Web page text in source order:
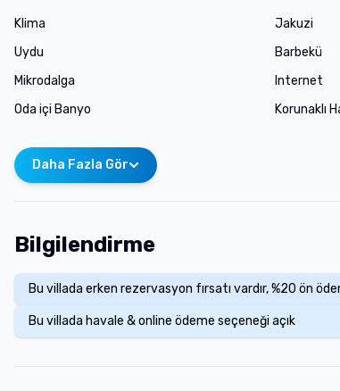
Klima
Uydu
Mikrodalga
Oda içi Banyo
Jakuzi
Barbekü
Internet
Korunaklı
Daha Fazla Gör
Bilgilendirme
Bu villada erken rezervasyon fırsatı vardır, %20 ön
Bu villada havale & online ödeme seçeneği açık